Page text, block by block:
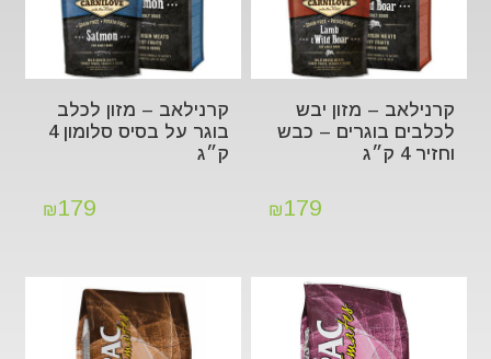
קרנילאב – מזון יבש
לכלבים בוגרים – כבש
וחזיר 4 ק״ג
₪179
קרנילאב – מזון לכלב
בוגר על בסיס סלומון 4
ק״ג
₪179